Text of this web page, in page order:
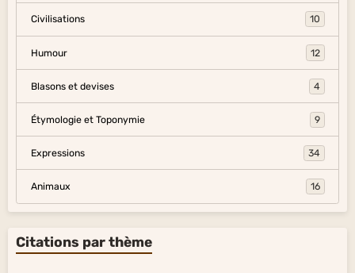
Civilisations 10
Humour 12
Blasons et devises 4
Étymologie et Toponymie 9
Expressions 34
Animaux 16
Citations par thème